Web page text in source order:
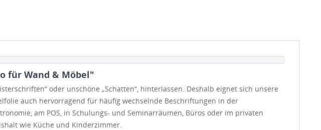
für Wand & Möbel"
oder unschöne „Schatten“, hinterlassen. Deshalb eignet sich unsere
auch hervorragend für häufig wechselnde Beschriftungen in der
am POS, in Schulungs- und Seminarräumen, Büros oder im privaten
wie Küche und Kinderzimmer.